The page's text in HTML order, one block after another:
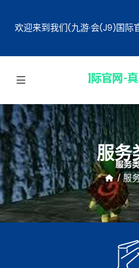
欢迎来到我们(九游·会(J9)国
服务
/ 服